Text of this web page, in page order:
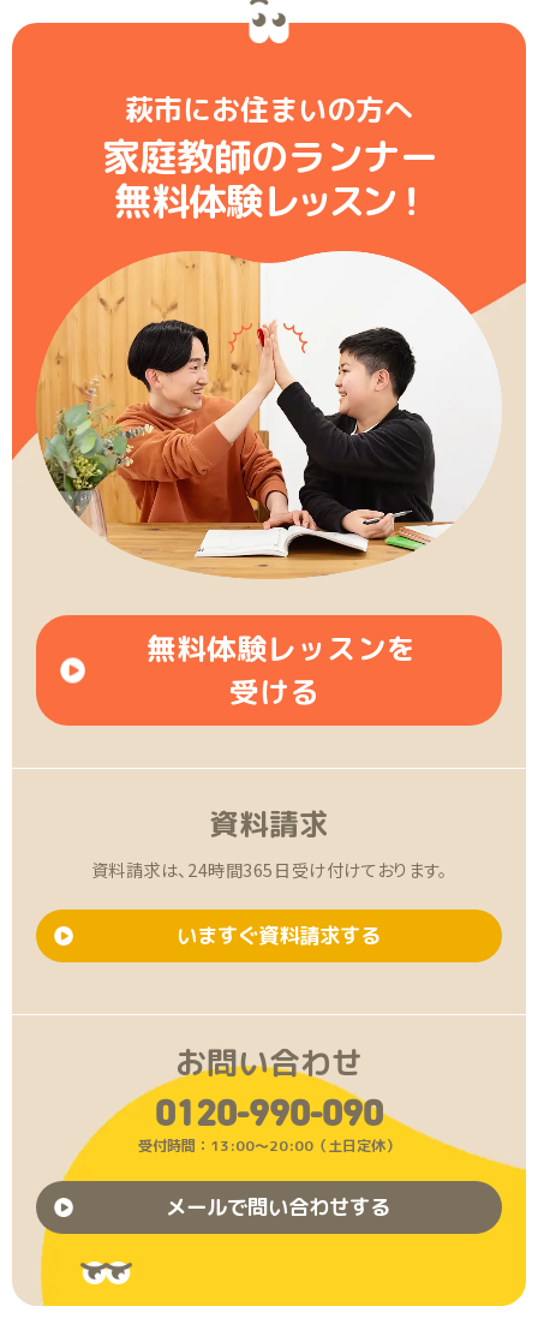
萩市にお住まいの方へ
家庭教師のランナー
無料体験レッスン！
無料体験レッスンを
受ける
資料請求
資料請求は、24時間365日受け付けております。
いますぐ資料請求する
お問い合わせ
0120-990-090
受付時間：13:00〜20:00（土日定休）
メールで問い合わせする